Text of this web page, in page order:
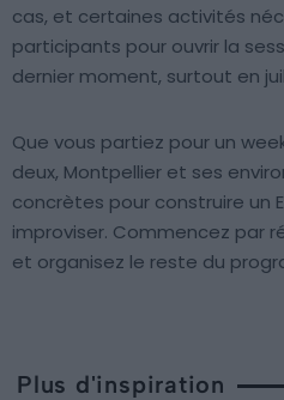
cas, et certaines activités
participants pour ouvrir la
dernier moment, surtout en
Que vous partiez pour un
deux, Montpellier et ses
concrètes pour construire un
improviser. Commencez par
et organisez le reste du
Plus d'inspiration